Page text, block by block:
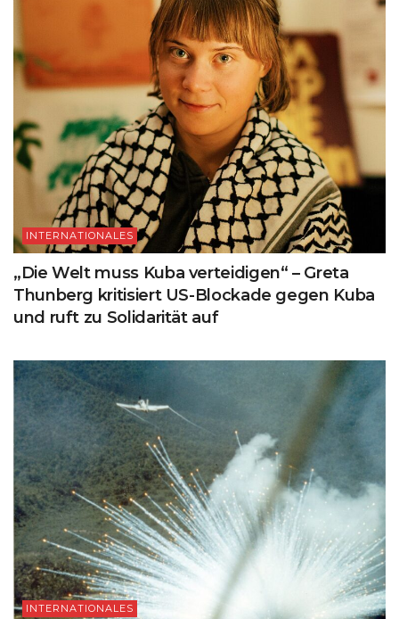
INTERNATIONALES
„Die Welt muss Kuba verteidigen“ – Greta
Thunberg kritisiert US-Blockade gegen Kuba
und ruft zu Solidarität auf
INTERNATIONALES